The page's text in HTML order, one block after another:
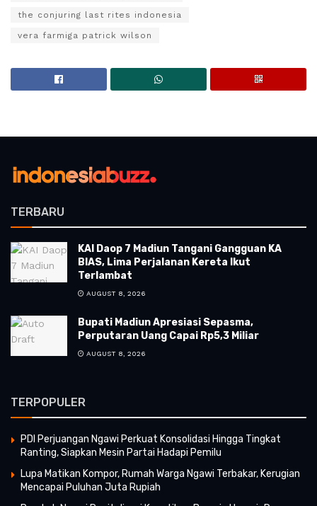
the conjuring last rites indonesia
vera farmiga patrick wilson
TERBARU
KAI Daop 7 Madiun Tangani Gangguan KA
BIAS, Lima Perjalanan Kereta Ikut
Terlambat
AUGUST 8, 2026
Bupati Madiun Apresiasi Sepasma,
Perputaran Uang Capai Rp5,3 Miliar
AUGUST 8, 2026
TERPOPULER
PDI Perjuangan Ngawi Perkuat Konsolidasi Hingga Tingkat
Ranting, Siapkan Mesin Partai Hadapi Pemilu
Lupa Matikan Kompor, Rumah Warga Ngawi Terbakar, Kerugian
Mencapai Puluhan Juta Rupiah